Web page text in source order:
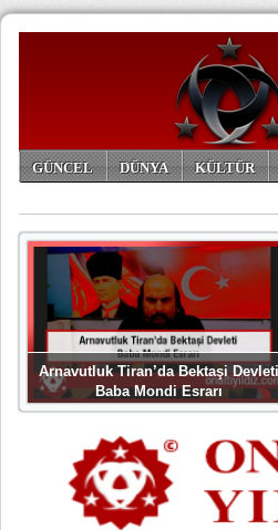
GÜNCEL DÜNYA KÜLTÜR
Arnavutluk Tiran’da Bektaşi Devleti
Baba Mondi Esrarı